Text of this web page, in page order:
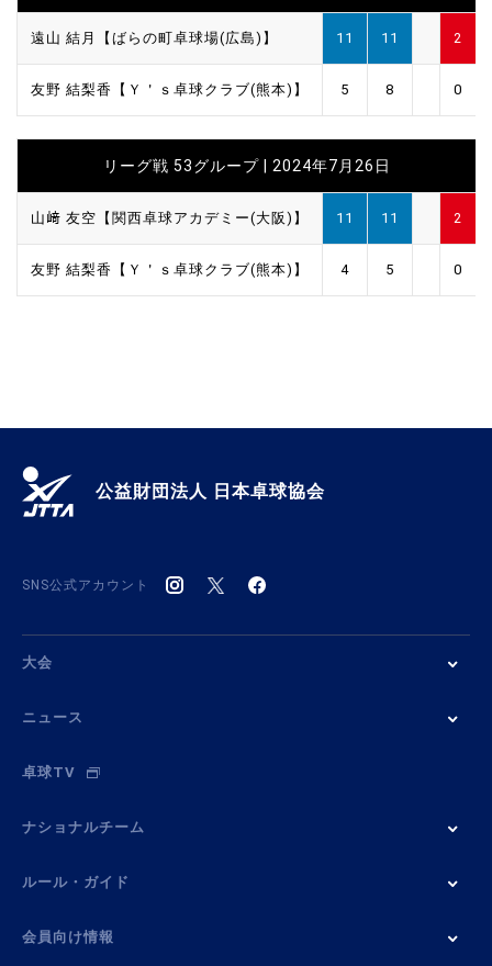
遠山 結月【ばらの町卓球場(広島)】 11 11 2
友野 結梨香【Ｙ＇ｓ卓球クラブ(熊本)】 5 8 0
リーグ戦 53グループ | 2024年7月26日
山﨑 友空【関西卓球アカデミー(大阪)】 11 11 2
友野 結梨香【Ｙ＇ｓ卓球クラブ(熊本)】 4 5 0
公益財団法人 日本卓球協会
SNS公式アカウント
大会
ニュース
卓球TV
ナショナルチーム
ルール・ガイド
会員向け情報